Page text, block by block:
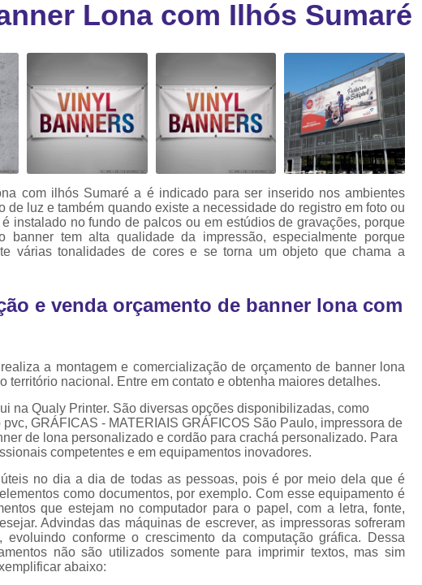
Ribbon
Ribbons
Cartão Fidelidade Pvc
Cartão Pvc
Cordão de Crachá
Cordão para Crachá
Cordão para Crachá em
Cordão para Crachá
Fábrica
Cordões para
Cordinha de
Cordinha
Cordinha para
Cordão Crachá
Cordão de Crachá Personalizado
Cordão para Crachá
Cordão
Cordão
Cordão
Fita para Crachá Personalizada
Crachá de
Lona com Ilhós Sumaré
com ilhós Sumaré a é indicado para ser inserido nos ambientes
de luz e também quando existe a necessidade do registro em foto ou
instalado no fundo de palcos ou em estúdios de gravações, porque
banner tem alta qualidade da impressão, especialmente porque
várias tonalidades de cores e se torna um objeto que chama a
e venda orçamento de banner lona com
a montagem e comercialização de orçamento de banner lona
território nacional. Entre em contato e obtenha maiores detalhes.
na Qualy Printer. São diversas opções disponibilizadas, como
GRÁFICAS - MATERIAIS GRÁFICOS São Paulo, impressora de
de lona personalizado e cordão para crachá personalizado. Para
competentes e em equipamentos inovadores.
no dia a dia de todas as pessoas, pois é por meio dela que é
como documentos, por exemplo. Com esse equipamento é
que estejam no computador para o papel, com a letra, fonte,
Advindas das máquinas de escrever, as impressoras sofreram
evoluindo conforme o crescimento da computação gráfica. Dessa
não são utilizados somente para imprimir textos, mas sim
abaixo: